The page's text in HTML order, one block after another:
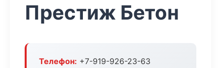
Престиж Бетон
Телефон: +7-919-926-23-63